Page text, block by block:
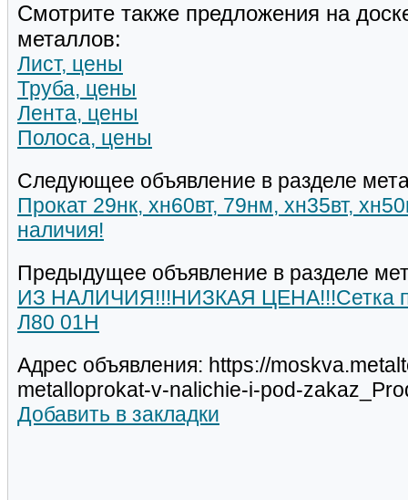
Смотрите также предложения на
металлов:
Лист, цены
Труба, цены
Лента, цены
Полоса, цены
Следующее объявление в разделе
Прокат 29нк, хн60вт, 79нм, хн35вт,
наличия!
Предыдущее объявление в разделе
ИЗ НАЛИЧИЯ!!!НИЗКАЯ ЦЕНА!!!Сетка
Л80 01Н
Адрес объявления: https://
metalloprokat-v-nalichie-i-pod-
Добавить в закладки